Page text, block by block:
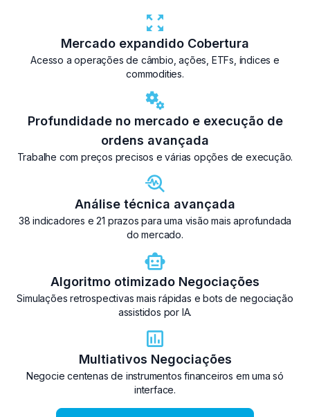
Mercado expandido Cobertura
Acesso a operações de câmbio, ações, ETFs, índices e
commodities.
Profundidade no mercado e execução de
ordens avançada
Trabalhe com preços precisos e várias opções de execução.
Análise técnica avançada
38 indicadores e 21 prazos para uma visão mais aprofundada
do mercado.
Algoritmo otimizado Negociações
Simulações retrospectivas mais rápidas e bots de negociação
assistidos por IA.
Multiativos Negociações
Negocie centenas de instrumentos financeiros em uma só
interface.